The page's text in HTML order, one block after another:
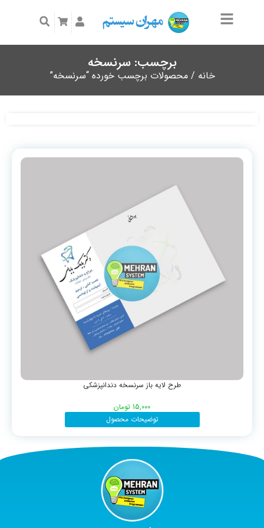
برچسب: سرنسخه
خانه / محصولات برچسب خورده “سرنسخه”
طرح لایه باز سرنسخه دندانپزشکی
15,000 تومان
توضیحات محصول